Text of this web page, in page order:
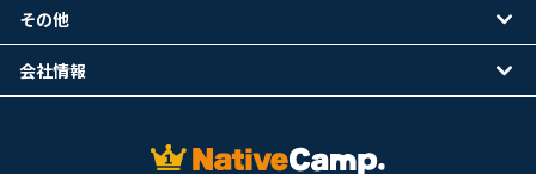
その他
会社情報